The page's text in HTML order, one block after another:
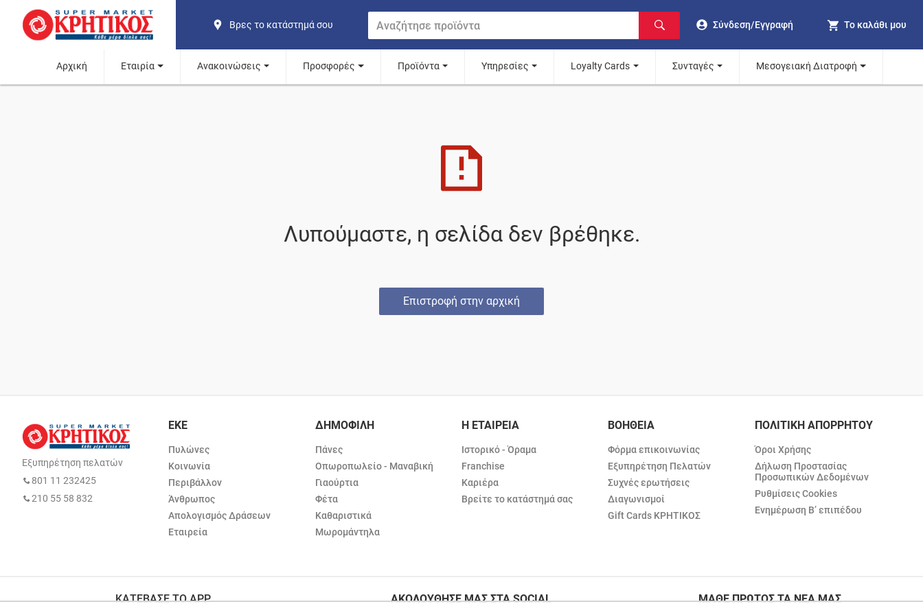
Βρες το κατάστημά σου Σύνδεση/Εγγραφή Το καλάθι μου
Αρχική Εταιρία Ανακοινώσεις Προσφορές Προϊόντα Υπηρεσίες Loyalty Cards Συνταγές Μεσογειακή Διατροφή
Λυπούμαστε, η σελίδα δεν βρέθηκε.
Επιστροφή στην αρχική
Εξυπηρέτηση πελατών
801 11 232425
210 55 58 832
ΕΚΕ
Πυλώνες
Κοινωνία
Περιβάλλον
Άνθρωπος
Απολογισμός Δράσεων
Εταιρεία
ΔΗΜΟΦΙΛΗ
Πάνες
Οπωροπωλείο - Μαναβική
Γιαούρτια
Φέτα
Καθαριστικά
Μωρομάντηλα
Η ΕΤΑΙΡΕΙΑ
Ιστορικό - Όραμα
Franchise
Καριέρα
Βρείτε το κατάστημά σας
ΒΟΗΘΕΙΑ
Φόρμα επικοινωνίας
Εξυπηρέτηση Πελατών
Συχνές ερωτήσεις
Διαγωνισμοί
Gift Cards ΚΡΗΤΙΚΟΣ
ΠΟΛΙΤΙΚΗ ΑΠΟΡΡΗΤΟΥ
Όροι Χρήσης
Δήλωση Προστασίας
Προσωπικών Δεδομένων
Ρυθμίσεις Cookies
Ενημέρωση Β’ επιπέδου
ΚΑΤΕΒΑΣΕ ΤΟ APP ΑΚΟΛΟΥΘΗΣΕ ΜΑΣ ΣΤΑ SOCIAL ΜΑΘΕ ΠΡΩΤΟΣ ΤΑ ΝΕΑ ΜΑΣ